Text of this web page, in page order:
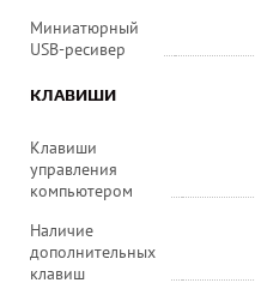
Миниатюрный
USB-ресивер
КЛАВИШИ
Клавиши
управления
компьютером
Наличие
дополнительных
клавиш